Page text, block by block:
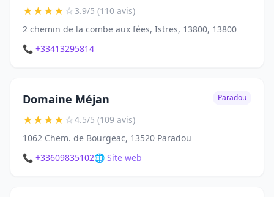
★★★★☆3.9/5 (110 avis)
2 chemin de la combe aux fées, Istres, 13800, 13800
📞 +33413295814
Domaine Méjan Paradou
★★★★☆4.5/5 (109 avis)
1062 Chem. de Bourgeac, 13520 Paradou
📞 +33609835102🌐 Site web